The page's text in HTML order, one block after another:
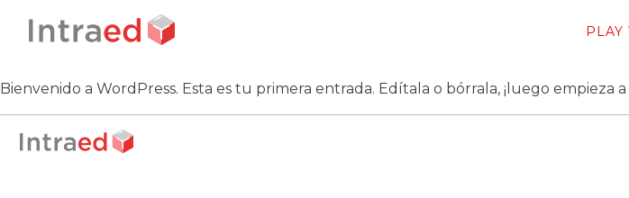
PLAY
Bienvenido a WordPress. Esta es tu primera entrada. Edítala o bórrala, ¡luego empieza a